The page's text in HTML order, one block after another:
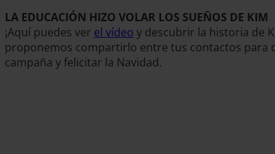
LA EDUCACIÓN HIZO VOLAR LOS SUEÑOS DE KIM
¡Aquí puedes ver el vídeo y descubrir la historia de
proponemos compartirlo entre tus contactos para
campaña y felicitar la Navidad.